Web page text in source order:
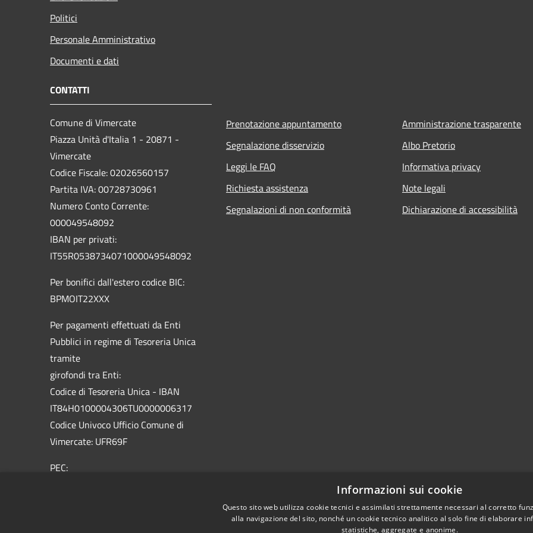
Politici
Personale Amministrativo
Documenti e dati
CONTATTI
Comune di Vimercate
Piazza Unità d'Italia 1 - 20871 -
Vimercate
Codice Fiscale: 02026560157
Partita IVA: 00728730961
Numero Conto Corrente:
000049548092
IBAN per privati:
IT55R0538734071000049548092
Per bonifici dall'estero codice BIC:
BPMOIT22XXX
Per pagamenti effettuati da Enti
Pubblici in regime di Tesoreria Unica
tramite
girofondi tra Enti:
Codice di Tesoreria Unica - IBAN
IT84H0100004306TU0000006317
Codice Univoco Ufficio Comune di
Vimercate: UFR69F
PEC:
Prenotazione appuntamento
Segnalazione disservizio
Leggi le FAQ
Richiesta assistenza
Segnalazioni di non conformità
Amministrazione trasparente
Albo Pretorio
Informativa privacy
Note legali
Dichiarazione di accessibilità
Informazioni sui cookie
Questo sito web utilizza cookie tecnici e assimilati strettamente necessari al corretto
alla navigazione del sito, nonché un cookie tecnico analitico al solo fine di elaborare
statistiche, aggregate e anonime.